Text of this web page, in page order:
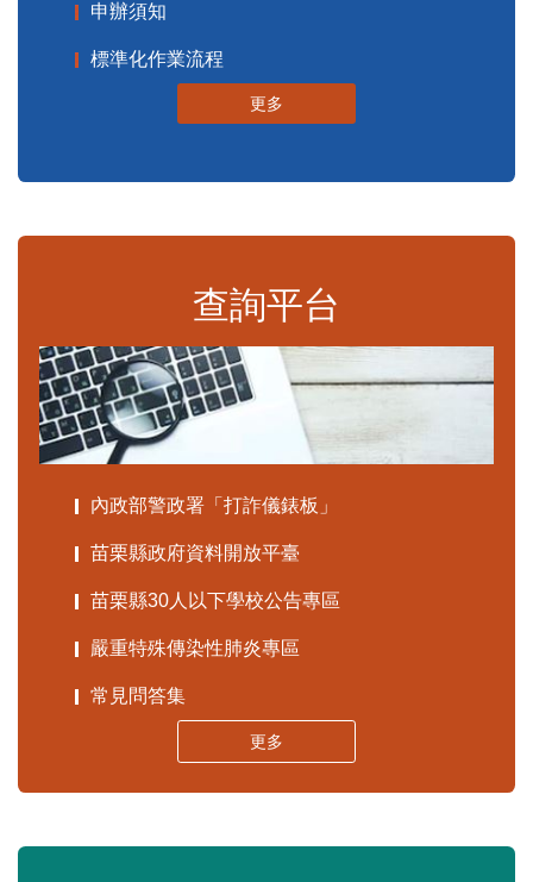
申辦須知
標準化作業流程
更多
查詢平台
內政部警政署「打詐儀錶板」
苗栗縣政府資料開放平臺
苗栗縣30人以下學校公告專區
嚴重特殊傳染性肺炎專區
常見問答集
更多